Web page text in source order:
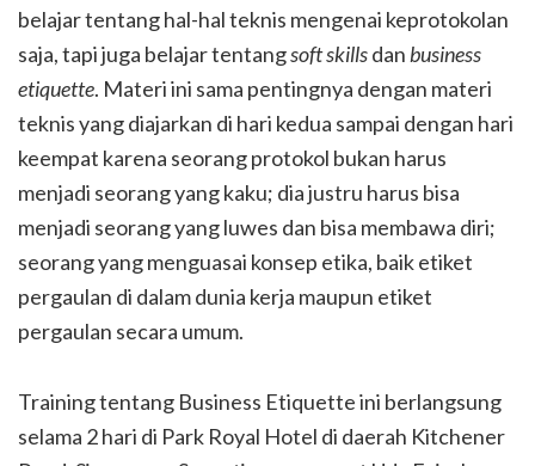
belajar tentang hal-hal teknis mengenai keprotokolan
saja, tapi juga belajar tentangsoft skillsdan business
etiquette. Materi ini sama pentingnya dengan materi
teknis yang diajarkan di hari kedua sampai dengan hari
keempat karena seorang protokol bukan harus
menjadi seorang yang kaku; dia justru harus bisa
menjadi seorang yang luwes dan bisa membawa diri;
seorang yang menguasai konsep etika, baik etiket
pergaulan di dalam dunia kerja maupun etiket
pergaulan secara umum.
Training tentang Business Etiquette ini berlangsung
selama 2 hari di Park Royal Hotel di daerah Kitchener